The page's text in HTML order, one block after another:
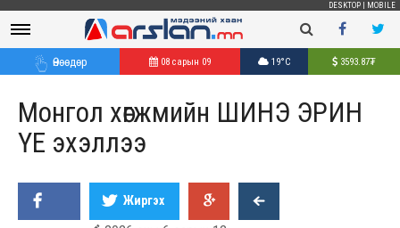
DESKTOP MOBILE
Өнөөдөр 08 сарын 09 19°C 3593.87₮
Монгол хөгжмийн ШИНЭ ЭРИН
ҮЕ эхэллээ
Жиргэх